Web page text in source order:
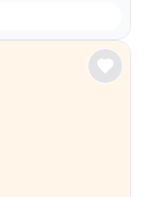
Дичев Груп